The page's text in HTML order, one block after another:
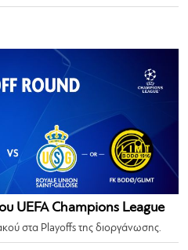
UEFA Champions League
στα Playoffs της διοργάνωσης.